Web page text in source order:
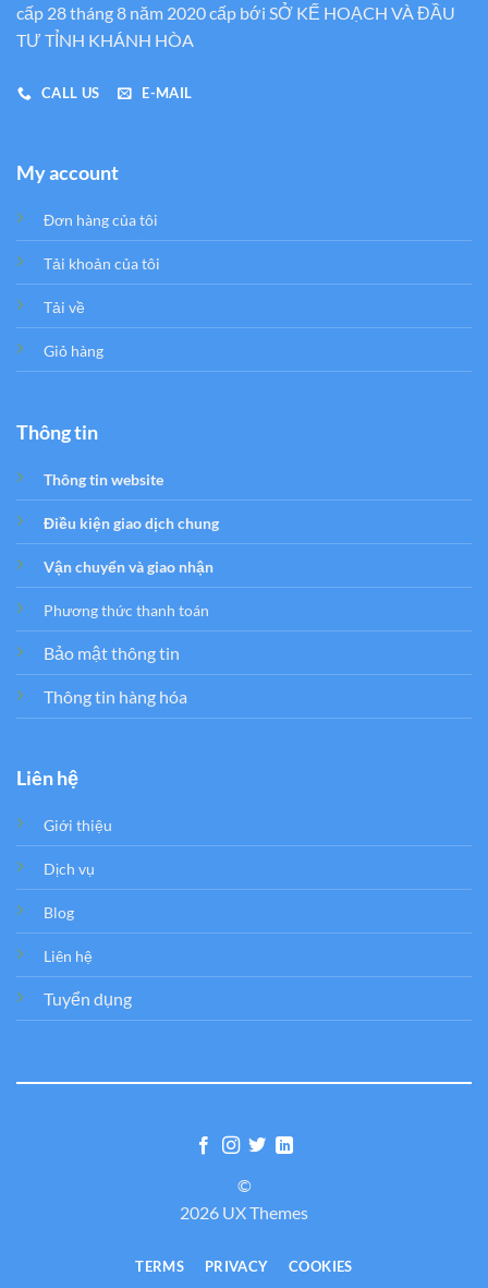
cấp 28 tháng 8 năm 2020 cấp bới SỞ KẾ HOẠCH VÀ ĐẦU
TƯ TỈNH KHÁNH HÒA
CALL US E-MAIL
My account
Đơn hàng của tôi
Tải khoản của tôi
Tải về
Giỏ hàng
Thông tin
Thông tin website
Điều kiện giao dịch chung
Vận chuyển và giao nhận
Phương thức thanh toán
Bảo mật thông tin
Thông tin hàng hóa
Liên hệ
Giới thiệu
Dịch vụ
Blog
Liên hệ
Tuyển dụng
©
2026 UX Themes
TERMS PRIVACY COOKIES